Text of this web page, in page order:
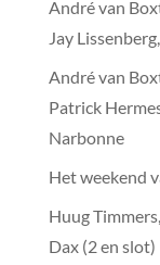
André van
Jay
André van
Patrick
Narbonne
Het weekend
Huug
Dax (2 en slot)